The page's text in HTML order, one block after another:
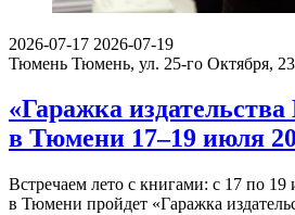
2026-07-17 2026-07-19
Тюмень Тюмень, ул. 25-го Октября,
«Гаражка
в Тюмени 17–19 июля
Встречаем лето с книгами: с 17 по 19
в Тюмени пройдет «Гаражка